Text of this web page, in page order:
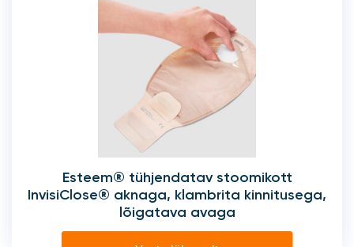
Esteem® tühjendatav stoomikott
InvisiClose® aknaga, klambrita kinnitusega,
lõigatava avaga